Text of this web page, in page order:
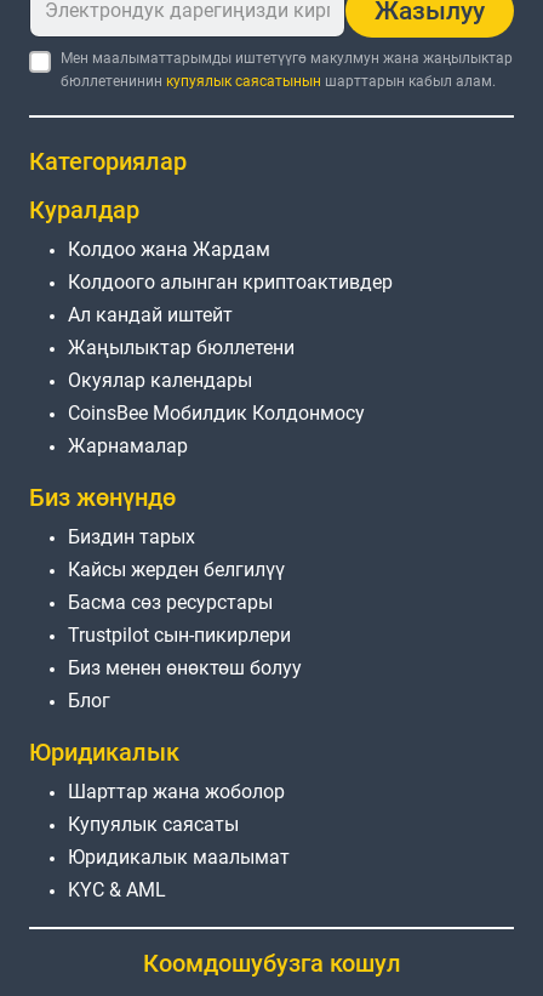
Жазылуу
Мен маалыматтарымды иштетүүгө макулмун жана жаңылыктар
бюллетенинин купуялык саясатынын шарттарын кабыл алам.
Категориялар
Куралдар
Колдоо жана Жардам
Колдоого алынган криптоактивдер
Ал кандай иштейт
Жаңылыктар бюллетени
Окуялар календары
CoinsBee Мобилдик Колдонмосу
Жарнамалар
Биз жөнүндө
Биздин тарых
Кайсы жерден белгилүү
Басма сөз ресурстары
Trustpilot сын-пикирлери
Биз менен өнөктөш болуу
Блог
Юридикалык
Шарттар жана жоболор
Купуялык саясаты
Юридикалык маалымат
KYC & AML
Коомдошубузга кошул